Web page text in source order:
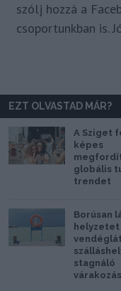
szólj hozzá a
csoportunkban is.
Impresszum
Szerzői
EZT OLVASTAD MÁR?
A Sziget
képes
globális
trendet
Borúsan
helyzetet
stagnáló